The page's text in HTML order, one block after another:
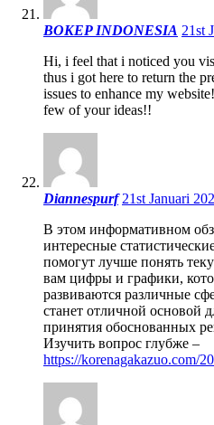
BOKEP INDONESIA 21st
Hi, i feel that i noticed you
thus i got here to return the
issues to enhance my
few of your ideas!!
Diannespurf 21st Januari
В этом информативном
интересные
помогут лучше понять
вам цифры и графики,
развиваются различные
станет отличной основой
принятия обоснованных
Изучить вопрос глубже –
https://korenagakazuo.com/